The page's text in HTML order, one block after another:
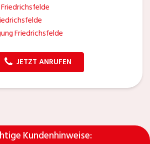
Friedrichsfelde
JETZT ANRUFEN
Kundenhinweise: